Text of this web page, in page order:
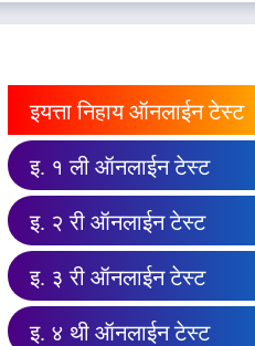
इयत्ता निहाय ऑनलाईन टेस्ट
इ. १ ली ऑनलाईन टेस्ट
इ. २ री ऑनलाईन टेस्ट
इ. ३ री ऑनलाईन टेस्ट
इ. ४ थी ऑनलाईन टेस्ट